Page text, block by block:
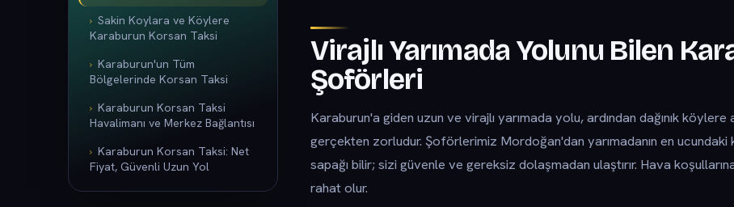
Sakin Koylara ve Köylere
Karaburun Korsan Taksi
Karaburun'un Tüm
Bölgelerinde Korsan Taksi
Karaburun Korsan Taksi
Havalimanı ve Merkez Bağlantısı
Karaburun Korsan Taksi: Net
Fiyat, Güvenli Uzun Yol
Virajlı Yarımada Yolunu Bilen
Şoförleri
Karaburun'a giden uzun ve virajlı yarımada yolu, ardından dağınık
gerçekten zorludur. Şoförlerimiz Mordoğan'dan yarımadanın en
sapağı bilir; sizi güvenle ve gereksiz dolaşmadan ulaştırır. Hava
rahat olur.